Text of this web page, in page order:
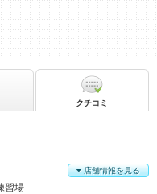
習場
店舗情報を見る
クチコミ